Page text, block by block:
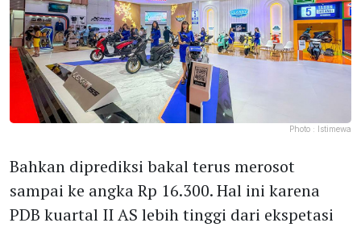
Photo : Istimewa
Bahkan diprediksi bakal terus merosot
sampai ke angka Rp 16.300. Hal ini karena
PDB kuartal II AS lebih tinggi dari ekspetasi